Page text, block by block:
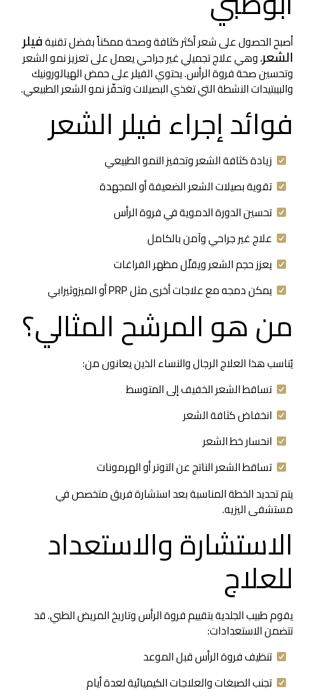
أصبح الحصول على شعر أكثر كثافة وصحة ممكناً بفضل تقنيةفيلر
الشعر، وهي علاج تجميلي غير جراحي يعمل على تعزيز نمو الشعر
وتحسين صحة فروة الرأس. يحتوي الفيلر على حمض الهيالورونيك
والبيبتيدات النشطة التي تغذي البصيلات وتحفّز نمو الشعر الطبيعي.
فوائد إجراء فيلر الشعر
زيادة كثافة الشعر وتحفيز النمو الطبيعي
تقوية بصيلات الشعر الضعيفة أو المجهدة
تحسين الدورة الدموية في فروة الرأس
علاج غير جراحي وآمن بالكامل
يعزز حجم الشعر ويقلّل مظهر الفراغات
يمكن دمجه مع علاجات أخرى مثل PRP أو الميزوثيرابي
من هو المرشح المثالي؟
يُناسب هذا العلاج الرجال والنساء الذين يعانون من:
تساقط الشعر الخفيف إلى المتوسط
انخفاض كثافة الشعر
انحسار خط الشعر
تساقط الشعر الناتج عن التوتر أو الهرمونات
يتم تحديد الخطة المناسبة بعد استشارة فريق متخصص في
مستشفى اليزيه.
الاستشارة والاستعداد
للعلاج
يقوم طبيب الجلدية بتقييم فروة الرأس وتاريخ المريض الطبي. قد
تتضمن الاستعدادات:
تنظيف فروة الرأس قبل الموعد
تجنب الصبغات والعلاجات الكيميائية لعدة أيام